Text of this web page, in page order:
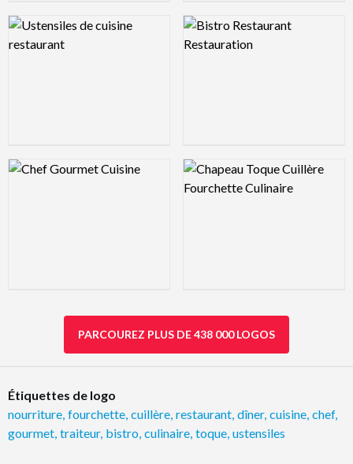
Logo Preview Image Logo Preview Image
Logo Preview Image Logo Preview Image
PARCOUREZ PLUS DE 438 000 LOGOS
Étiquettes de logo
nourriture fourchette cuillère restaurant dîner, cuisine chef,
gourmet traiteur, bistro culinaire toque ustensiles